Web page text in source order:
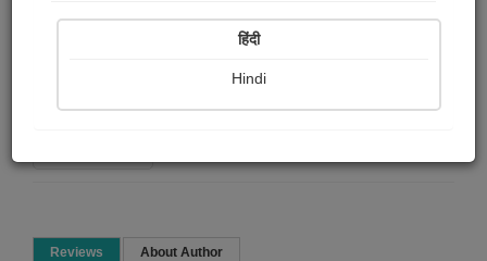
Reviews About Author
हिंदी
Hindi